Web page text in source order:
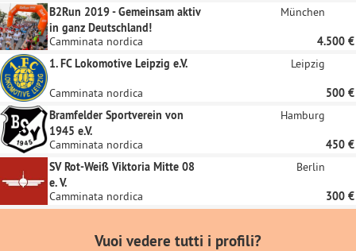
B2Run 2019 - Gemeinsam aktiv
in ganz Deutschland!
München
Camminata nordica
4.500 €
1. FC Lokomotive Leipzig e.V.
Leipzig
Camminata nordica
500 €
Bramfelder Sportverein von
1945 e.V.
Hamburg
Camminata nordica
450 €
SV Rot-Weiß Viktoria Mitte 08
e. V.
Berlin
Camminata nordica 300 €
Vuoi vedere tutti i profili?